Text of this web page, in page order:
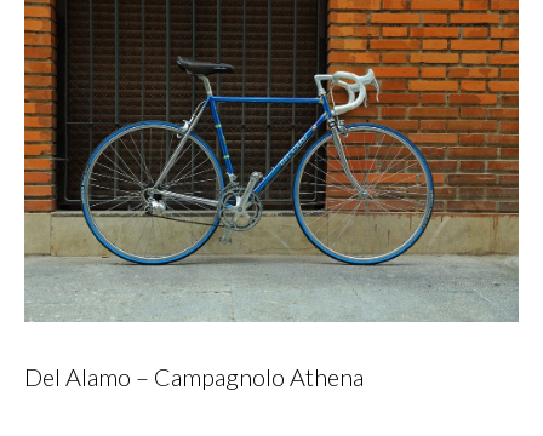
Del Alamo – Campagnolo Athena